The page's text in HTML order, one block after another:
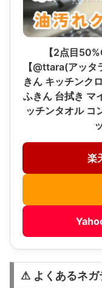
【2点目
【@ttara(アッ
きん キッチンク
ふきん 台拭き マ
ッチンタオル コ
楽
⚠ よくあるネガ